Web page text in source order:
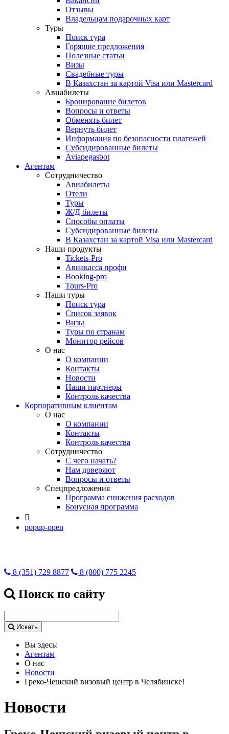
Отзывы
Владельцам подарочных карт
Туры
Поиск тура
Горящие предложения
Полезные статьи
Визы
Свадебные туры
В Казахстан за картой Visa или Masterсard
Авиабилеты
Бронирование билетов
Вопросы и ответы
Обменять билет
Вернуть билет
Информация по безопасности платежей
Субсидированные билеты
Aviapegasbot
Агентам
Сотрудничество
Авиабилеты
Отели
Туры
Ж/Д билеты
Способы оплаты
Субсидированные билеты
В Казахстан за картой Visa или Masterсard
Наши продукты
Tickets-Pro
Авиакасса профи
Booking-pro
Tours-Pro
Наши туры
Поиск тура
Список заявок
Визы
Туры по странам
Монитор рейсов
О нас
О компании
Контакты
Новости
Наши партнеры
Контроль качества
Корпоративным клиентам
О нас
О компании
Контакты
Контроль качества
Сотрудничество
С чего начать?
Нам доверяют
Вопросы и ответы
Спецпредложения
Программа снижения расходов
Бонусная программа

popup-open
8 (351) 729 8877 8 (800) 775 2245
Поиск по сайту
Искать
Вы здесь:
Агентам
О нас
Новости
Греко-Чешский визовый центр в Челябинске!
Новости